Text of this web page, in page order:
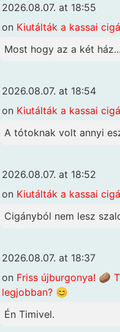
2026.08.07. at 18:55
on Kiutálták a kassai
Most hogy az a két ház...
2026.08.07. at 18:54
on Kiutálták a kassai
A tótoknak volt annyi
2026.08.07. at 18:52
on Kiutálták a kassai
Cigányból nem lesz
2026.08.07. at 18:37
on Friss újburgonya! 🥔
legjobban? 😊
Én Timivel.